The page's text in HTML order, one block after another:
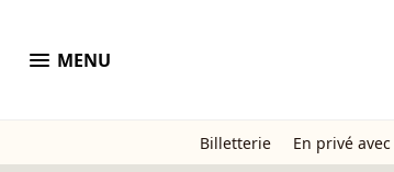
menu MENU
Billetterie En privé avec